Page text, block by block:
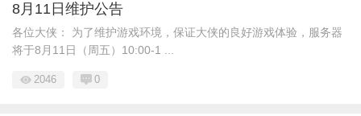
8月11日维护公告
各位大侠： 为了维护游戏环境，保证大侠的良好游戏体验，服务器
将于8月11日（周五）10:00-1 ...
2046 0